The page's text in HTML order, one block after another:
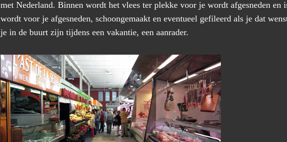
met Nederland. Binnen wordt het vlees ter plekke voor je wordt afgesneden en
wordt voor je afgesneden, schoongemaakt en eventueel gefileerd als je dat
je in de buurt zijn tijdens een vakantie, een aanrader.